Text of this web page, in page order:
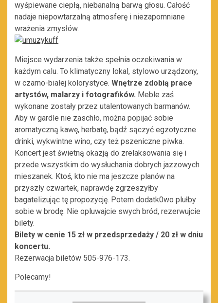
wyśpiewane ciepłą, niebanalną barwą głosu. Całość
nadaje niepowtarzalną atmosferę i niezapomniane
wrażenia zmysłów.
Miejsce wydarzenia także spełnia oczekiwania w
każdym calu. To klimatyczny lokal, stylowo urządzony,
w czarno-białej kolorystyce. Wnętrze zdobią prace
artystów, malarzy i fotografików. Meble zaś
wykonane zostały przez utalentowanych barmanów.
Aby w gardle nie zaschło, można popijać sobie
aromatyczną kawę, herbatę, bądź sączyć egzotyczne
drinki, wykwintne wino, czy też pszeniczne piwka.
Koncert jest świetną okazją do zrelaksowania się i
przede wszystkim do wysłuchania dobrych jazzowych
mieszanek. Ktoś, kto nie ma jeszcze planów na
przyszły czwartek, naprawdę zgrzeszyłby
bagatelizując tę propozycję. Potem dodatk0wo plułby
sobie w brodę. Nie opluwajcie swych bród, rezerwujcie
bilety.
Bilety w cenie 15 zł w przedsprzedaży / 20 zł w dniu
koncertu.
Rezerwacja biletów 505-976-173.
Polecamy!